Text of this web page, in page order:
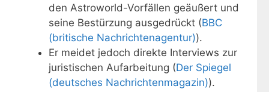
den Astroworld-Vorfällen geäußert und
seine Bestürzung ausgedrückt (BBC
(britische Nachrichtenagentur)).
Er meidet jedoch direkte Interviews zur
juristischen Aufarbeitung (Der Spiegel
(deutsches Nachrichtenmagazin)).